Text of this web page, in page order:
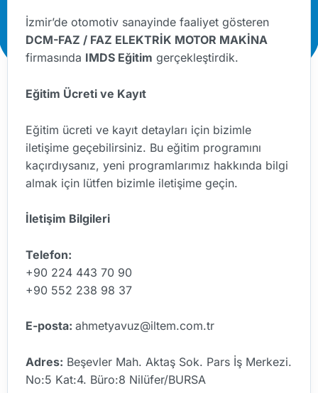
İzmir’de otomotiv sanayinde faaliyet gösteren
DCM-FAZ / FAZ ELEKTRİK MOTOR MAKİNA
firmasında IMDS Eğitim gerçekleştirdik.
Eğitim Ücreti ve Kayıt
Eğitim ücreti ve kayıt detayları için bizimle
iletişime geçebilirsiniz. Bu eğitim programını
kaçırdıysanız, yeni programlarımız hakkında bilgi
almak için lütfen bizimle iletişime geçin.
İletişim Bilgileri
Telefon:
+90 224 443 70 90
+90 552 238 98 37
E-posta: ahmetyavuz@iltem.com.tr
Adres: Beşevler Mah. Aktaş Sok. Pars İş Merkezi.
No:5 Kat:4. Büro:8 Nilüfer/BURSA